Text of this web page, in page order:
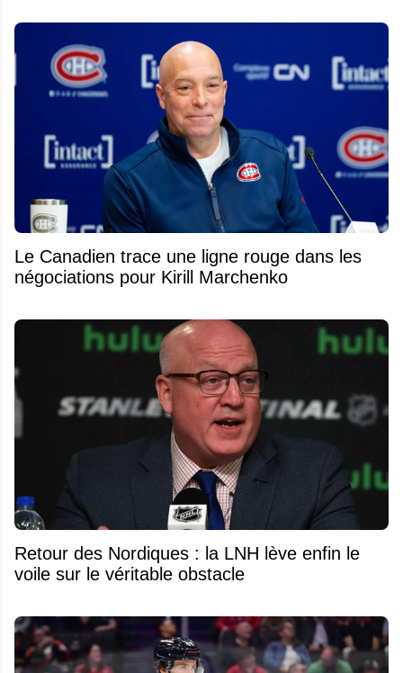
Le Canadien trace une ligne rouge dans les
négociations pour Kirill Marchenko
Retour des Nordiques : la LNH lève enfin le
voile sur le véritable obstacle